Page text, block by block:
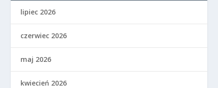
lipiec 2026
czerwiec 2026
maj 2026
kwiecień 2026